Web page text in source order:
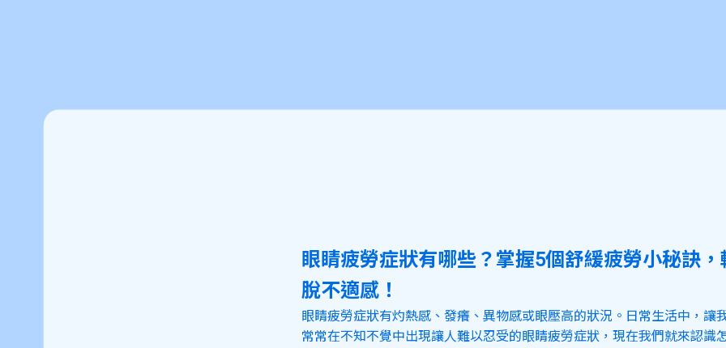
眼睛疲勞症狀有哪些？掌握5個舒緩疲勞小秘訣，
脫不適感！
眼睛疲勞症狀有灼熱感、發癢、異物感或眼壓高的狀況。日常生活中，讓
常常在不知不覺中出現讓人難以忍受的眼睛疲勞症狀，現在我們就來認識